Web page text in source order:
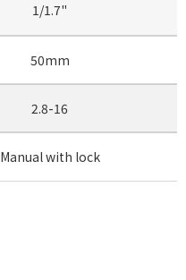
1/1.7"
50mm
2.8-16
Manual with lock